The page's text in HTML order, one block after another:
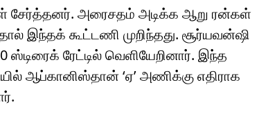
சேர்த்தனர். அரைசதம் அடிக்க ஆறு ரன்கள்
இந்தக் கூட்டணி முறிந்தது. சூர்யவன்ஷி
ஸ்டிரைக் ரேட்டில் வெளியேறினார். இந்த
ஆப்கானிஸ்தான் ‘ஏ’ அணிக்கு எதிராக